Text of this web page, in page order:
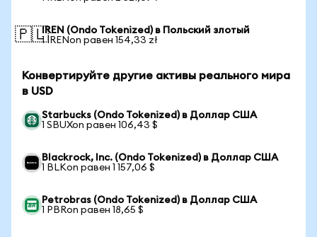
🇵🇱IREN (Ondo Tokenized) в Польский злотый
1 IRENon равен 154,33 zł
Конвертируйте другие активы реального мира
в USD
Starbucks (Ondo Tokenized) в Доллар США
1 SBUXon равен 106,43 $
Blackrock, Inc. (Ondo Tokenized) в Доллар США
1 BLKon равен 1 157,06 $
Petrobras (Ondo Tokenized) в Доллар США
1 PBRon равен 18,65 $